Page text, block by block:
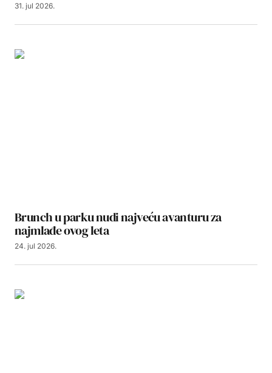
31. jul 2026.
Brunch u parku nudi najveću avanturu za
najmlađe ovog leta
24. jul 2026.